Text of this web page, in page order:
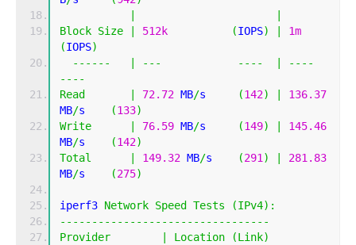
Block Size 512k (IOPS)
1m
(IOPS)
------
--- ----
----
----
Read
72.72 MB/s (142)
136.37
MB/s (133)
Write
76.59 MB/s (149)
145.46
MB/s (142)
Total
149.32 MB/s (291 )
281.83
MB/s (275)
iperf3 Network Speed Tests (IPv4):
---------------------------------
Provider
Location (Link)